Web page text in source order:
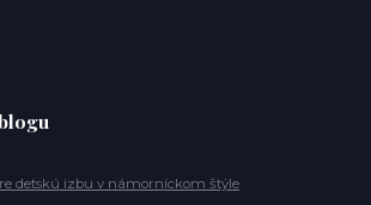
detskú izbu v námorníckom štýle